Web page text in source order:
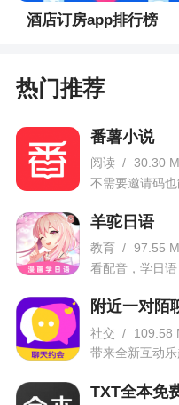
酒店订房app排行榜
热门推荐
番薯小说
阅读 / 30.30
不需要邀请码也
羊驼日语
教育 / 97.55
看配音，学日语
附近一对陌
社交 /
109.58
带来全新互动乐
TXT全本免